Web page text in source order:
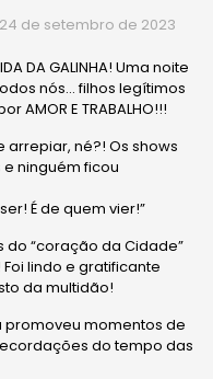
24 de setembro de 2023
DA GALINHA! Uma noite
nós… filhos legítimos
E TRABALHO!!!
arrepiar, né?! Os shows
ninguém ficou
É de quem vier!”
do “coração da Cidade”
lindo e gratificante
da multidão!
promoveu momentos de
do tempo das